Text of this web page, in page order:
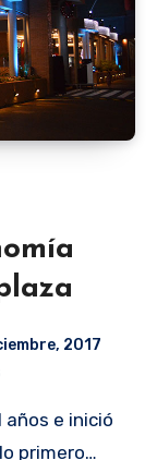
2017
primero…